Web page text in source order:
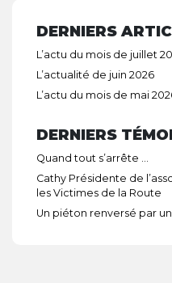
DERNIERS
L’actu du mois de juillet
L’actualité de juin 2026
L’actu du mois de mai
DERNIERS
Quand tout s’arrête …
Cathy Présidente de
les Victimes de la Route
Un piéton renversé par un